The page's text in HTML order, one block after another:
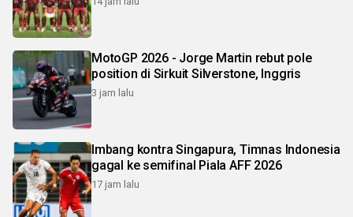
MotoGP 2026 - Jorge Martin rebut pole
position di Sirkuit Silverstone, Inggris
3 jam lalu
Imbang kontra Singapura, Timnas Indonesia
gagal ke semifinal Piala AFF 2026
17 jam lalu